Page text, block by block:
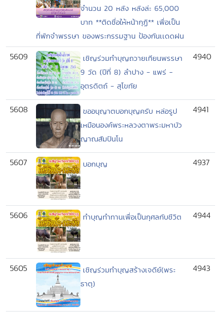
จำนวน 20 หลัง หลังล่ะ 65,000
บาท **ติดชื่อให้หน้ากุฏิ** เพื่อเป็น
ที่พักจำพรรษา ของพระกรรมฐาน ป้องกันเเดดฝน
5609
เชิญร่วมทำบุญถวายเทียนพรรษา
9 วัด (ปีที่ 8) ลำปาง - แพร่ -
อุตรดิตถ์ - สุโขทัย
4940
5608
ขออนุญาตบอกบุญครับ หล่อรูป
เหมือนองค์พระหลวงตาพระมหาบัว
ญาณสัมปันโน
4941
5607 บอกบุญ 4937
5606 ทำบุญทำทานเพื่อเป็นกุศลกับชีวิต 4944
5605
เชิญร่วมทำบุญสร้างเจดีย์(พระ
ธาตุ)
4943